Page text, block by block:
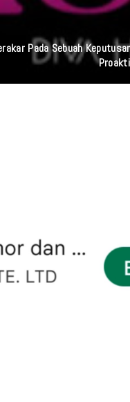
Wasidik Ditreskrimum